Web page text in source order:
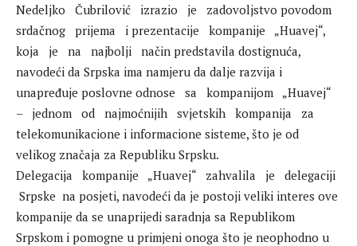
‬Nedeljko‭ ‬ ‭ ‬Čubrilović‭ ‬ ‭ ‬izrazio‭ ‬ ‭ ‬je‭ ‬ ‭ ‬zadovoljstvo povodom‭ ‬ ‭
‬srdačnog‭ ‬ ‭ ‬prijema‭ ‬ ‭ ‬i‭ ‬prezentacije‭ ‬ ‭ ‬kompanije‭ ‬ ‭ ‬„Huavej“,‭ ‬ ‭
‬koja‭ ‬ ‭ ‬je‭ ‬ ‭ ‬na‭ ‬ ‭ ‬najbolji‭ ‬ ‭ ‬način predstavila dostignuća,
navodeći da Srpska ima namjeru da dalje razvija i
unapređuje poslovne odnose‭ ‬ ‭ ‬sa‭ ‬ ‭ ‬kompanijom‭ ‬ ‭ ‬„Huavej“‭ ‬ ‭
‬–‭ ‬ ‭ ‬jednom‭ ‬ ‭ ‬od‭ ‬ ‭ ‬najmoćnijih‭ ‬ ‭ ‬svjetskih‭ ‬ ‭ ‬kompanija‭ ‬ ‭ ‬za
telekomunikacione i informacione sisteme, što je od
velikog značaja za Republiku Srpsku.
Delegacija‭ ‬ ‭ ‬kompanije‭ ‬ ‭ ‬„Huavej“‭ ‬ ‭ ‬zahvalila‭ ‬ ‭ ‬je‭ ‬ ‭ ‬delegaciji‭ ‬
‭ ‬Srpske‭ ‬ na‭ ‬‭posjeti, navodeći da je postoji veliki interes ove
kompanije da se unaprijedi saradnja sa Republikom
Srpskom i pomogne u primjeni onoga što je neophodno u